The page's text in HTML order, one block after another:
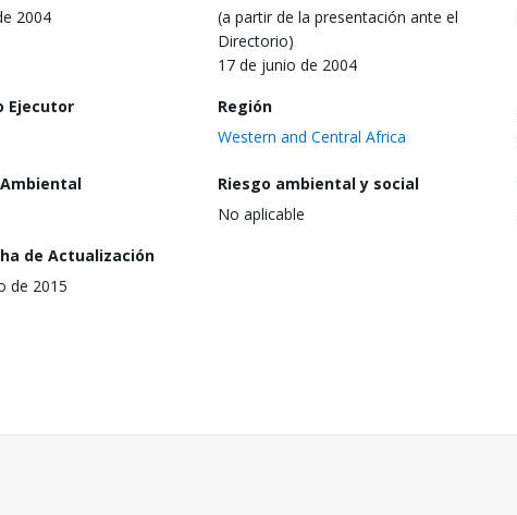
2004
(a partir de la presentación ante el
Directorio)
17 de junio de 2004
Ejecutor
Región
Western and Central Africa
Riesgo ambiental y social
No aplicable
de Actualización
de 2015